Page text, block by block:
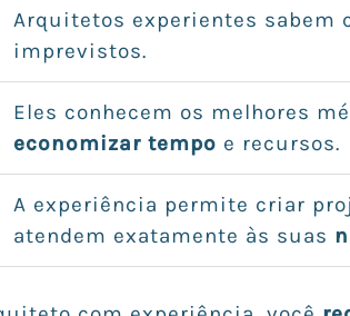
Arquitetos experientes sabem
imprevistos.
Eles conhecem os melhores
economizar tempo e recursos.
A experiência permite criar
atendem exatamente às suas